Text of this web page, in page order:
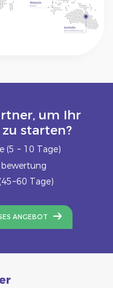
um Ihr
starten?
(5 ~ 10 Tage)
Tage)
ANGEBOT